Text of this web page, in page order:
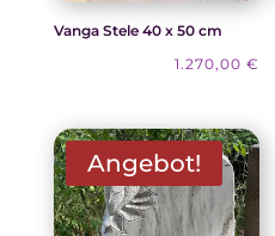
Vanga Stele 40 x 50 cm
1.270,00 €
Angebot!